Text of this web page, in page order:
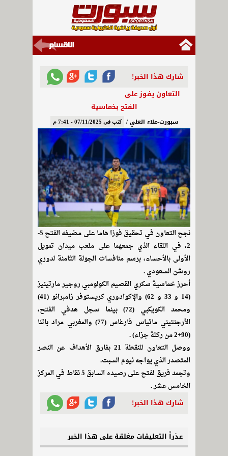
شارك هذا الخبر!
التعاون يفوز على
الفتح بخماسية
سبورت-علاء العلي / كتب في 07/11/2025 - 7:41 م
نجح التعاون في تحقيق فوزا هاما على مضيفه الفتح 5-
2، في اللقاء الذي جمعهما على ملعب ميدان تمويل
الأولى بالأحساء، برسم منافسات الجولة الثامنة لدوري
روشن السعودي .
أحرز خماسية سكري القصيم الكولومبي روجير مارتينيز
(14 و 33 و 62) والإكوادوري كريستوفر زامبرانو (41)
ومحمد الكويكبي (72) بينما سجل هدفي الفتح،
الأرجنتيني ماتياس فارغاس (77) والمغربي مراد باتنا
(90+2 من ركلة جزاء) .
ووصل التعاون للنقطة 21 بفارق الأهداف عن النصر
المتصدر الذي يواجه نيوم السبت.
وتجمد فريق لفتح على رصيده السابق 5 نقاط في المركز
الخامس عشر .
شارك هذا الخبر!
عذراً التعليقات مغلقة على هذا الخبر